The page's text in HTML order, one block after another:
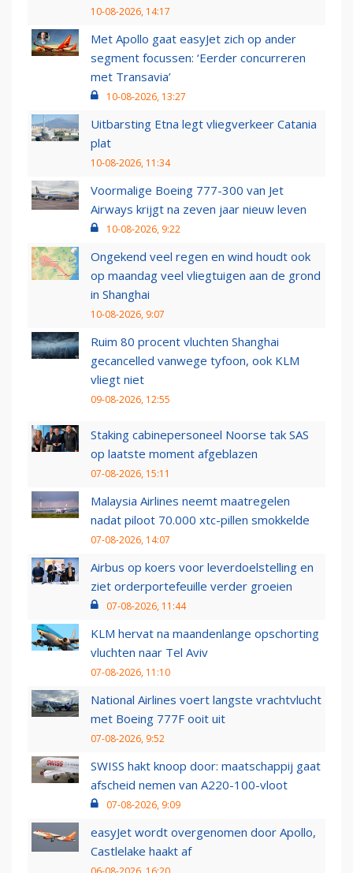
10-08-2026, 14:17
Met Apollo gaat easyJet zich op ander
segment focussen: ‘Eerder concurreren
met Transavia’
10-08-2026, 13:27
Uitbarsting Etna legt vliegverkeer Catania
plat
10-08-2026, 11:34
Voormalige Boeing 777-300 van Jet
Airways krijgt na zeven jaar nieuw leven
10-08-2026, 9:22
Ongekend veel regen en wind houdt ook
op maandag veel vliegtuigen aan de grond
in Shanghai
10-08-2026, 9:07
Ruim 80 procent vluchten Shanghai
gecancelled vanwege tyfoon, ook KLM
vliegt niet
09-08-2026, 12:55
Staking cabinepersoneel Noorse tak SAS
op laatste moment afgeblazen
07-08-2026, 15:11
Malaysia Airlines neemt maatregelen
nadat piloot 70.000 xtc-pillen smokkelde
07-08-2026, 14:07
Airbus op koers voor leverdoelstelling en
ziet orderportefeuille verder groeien
07-08-2026, 11:44
KLM hervat na maandenlange opschorting
vluchten naar Tel Aviv
07-08-2026, 11:10
National Airlines voert langste vrachtvlucht
met Boeing 777F ooit uit
07-08-2026, 9:52
SWISS hakt knoop door: maatschappij gaat
afscheid nemen van A220-100-vloot
07-08-2026, 9:09
easyJet wordt overgenomen door Apollo,
Castlelake haakt af